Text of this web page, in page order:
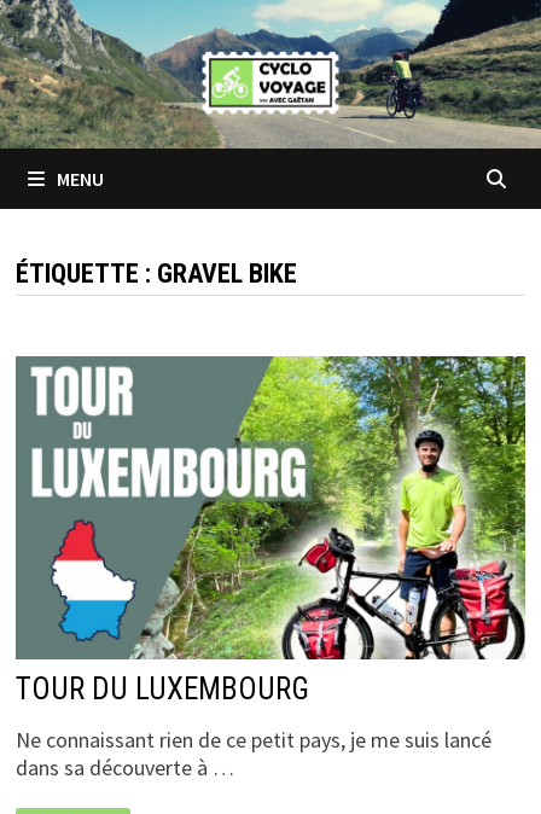
Passer
au
contenu
MENU
ÉTIQUETTE : GRAVEL BIKE
TOUR DU LUXEMBOURG
Ne connaissant rien de ce petit pays, je me suis lancé
dans sa découverte à …